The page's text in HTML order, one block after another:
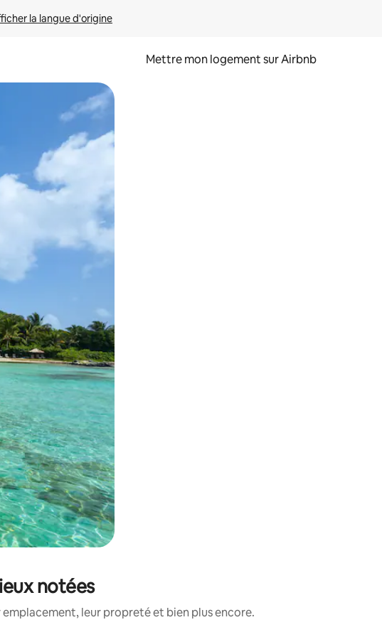
la langue d'origine
Mettre mon logement sur Airbnb
et en faisant glisser.
notées
leur propreté et bien plus encore.